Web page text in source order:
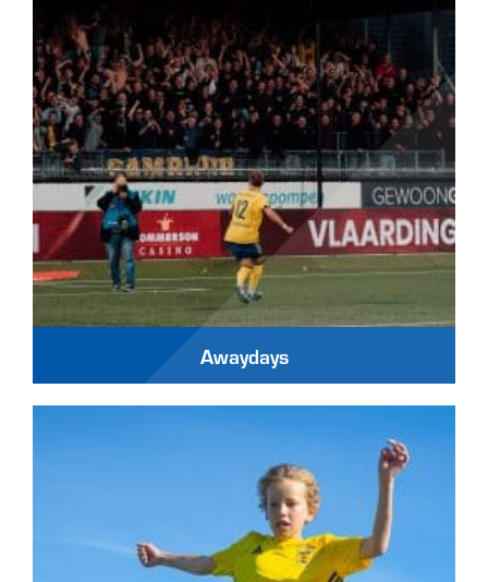
Awaydays